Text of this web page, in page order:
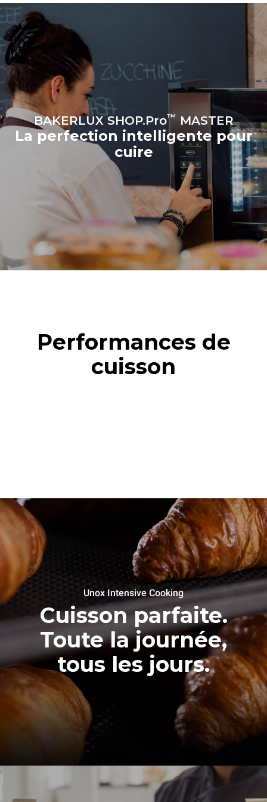
renouvelables.Greenhouse
Estimation calculée sur la base
d'une utilisation quotidienne du
four (300 jours/an) :
8 demi-charges de
croissants
BAKERLUX SHOP.Pro™ MASTER
La perfection intelligente pour
cuire
Performances de
cuisson
Unox Intensive Cooking
Cuisson parfaite.
Toute la journée,
tous les jours.